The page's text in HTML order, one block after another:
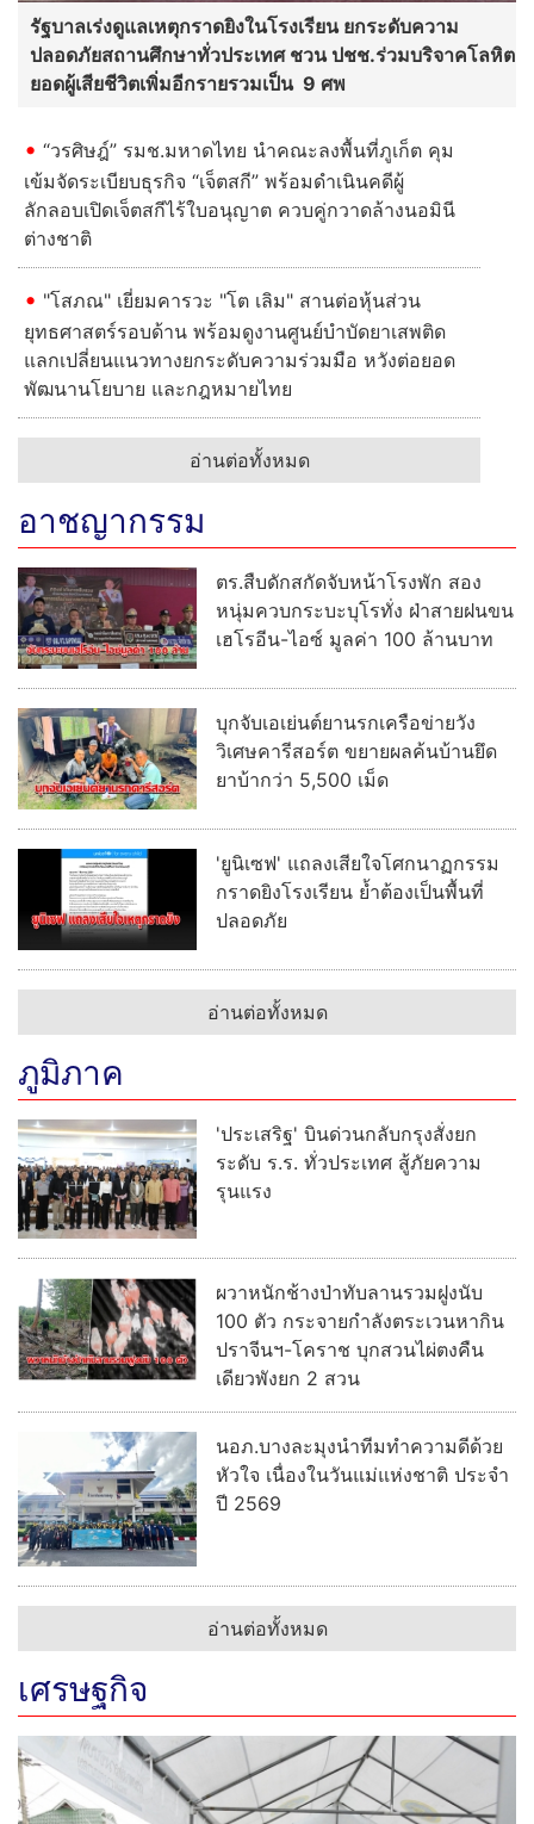
รัฐบาลเร่งดูแลเหตุกราดยิงในโรงเรียน ยกระดับความ
ปลอดภัยสถานศึกษาทั่วประเทศ ชวน ปชช.ร่วมบริจาคโลหิต
ยอดผู้เสียชีวิตเพิ่มอีกรายรวมเป็น 9 ศพ
“วรศิษฎ์” รมช.มหาดไทย นำคณะลงพื้นที่ภูเก็ต คุม
เข้มจัดระเบียบธุรกิจ “เจ็ตสกี” พร้อมดำเนินคดีผู้
ลักลอบเปิดเจ็ตสกีไร้ใบอนุญาต ควบคู่กวาดล้างนอมินี
ต่างชาติ
"โสภณ" เยี่ยมคารวะ "โต เลิม" สานต่อหุ้นส่วน
ยุทธศาสตร์รอบด้าน พร้อมดูงานศูนย์บำบัดยาเสพติด
แลกเปลี่ยนแนวทางยกระดับความร่วมมือ หวังต่อยอด
พัฒนานโยบาย และกฎหมายไทย
อ่านต่อทั้งหมด
อาชญากรรม
ตร.สืบดักสกัดจับหน้าโรงพัก สอง
หนุ่มควบกระบะบุโรทั่ง ฝ่าสายฝนขน
เฮโรอีน-ไอซ์ มูลค่า 100 ล้านบาท
บุกจับเอเย่นต์ยานรกเครือข่ายวัง
วิเศษคารีสอร์ต ขยายผลค้นบ้านยึด
ยาบ้ากว่า 5,500 เม็ด
'ยูนิเซฟ' แถลงเสียใจโศกนาฏกรรม
กราดยิงโรงเรียน ย้ำต้องเป็นพื้นที่
ปลอดภัย
อ่านต่อทั้งหมด
ภูมิภาค
'ประเสริฐ' บินด่วนกลับกรุงสั่งยก
ระดับ ร.ร. ทั่วประเทศ สู้ภัยความ
รุนแรง
ผวาหนักช้างป่าทับลานรวมฝูงนับ
100 ตัว กระจายกำลังตระเวนหากิน
ปราจีนฯ-โคราช บุกสวนไผ่ตงคืน
เดียวพังยก 2 สวน
นอภ.บางละมุงนำทีมทำความดีด้วย
หัวใจ เนื่องในวันแม่แห่งชาติ ประจำ
ปี 2569
อ่านต่อทั้งหมด
เศรษฐกิจ